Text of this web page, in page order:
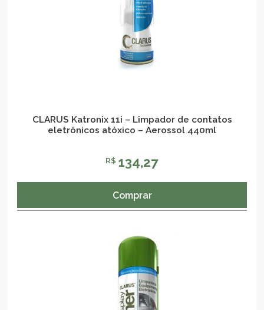
CLARUS Katronix 11i – Limpador de contatos
eletrônicos atóxico – Aerossol 440ml
R$ 134,27
Comprar